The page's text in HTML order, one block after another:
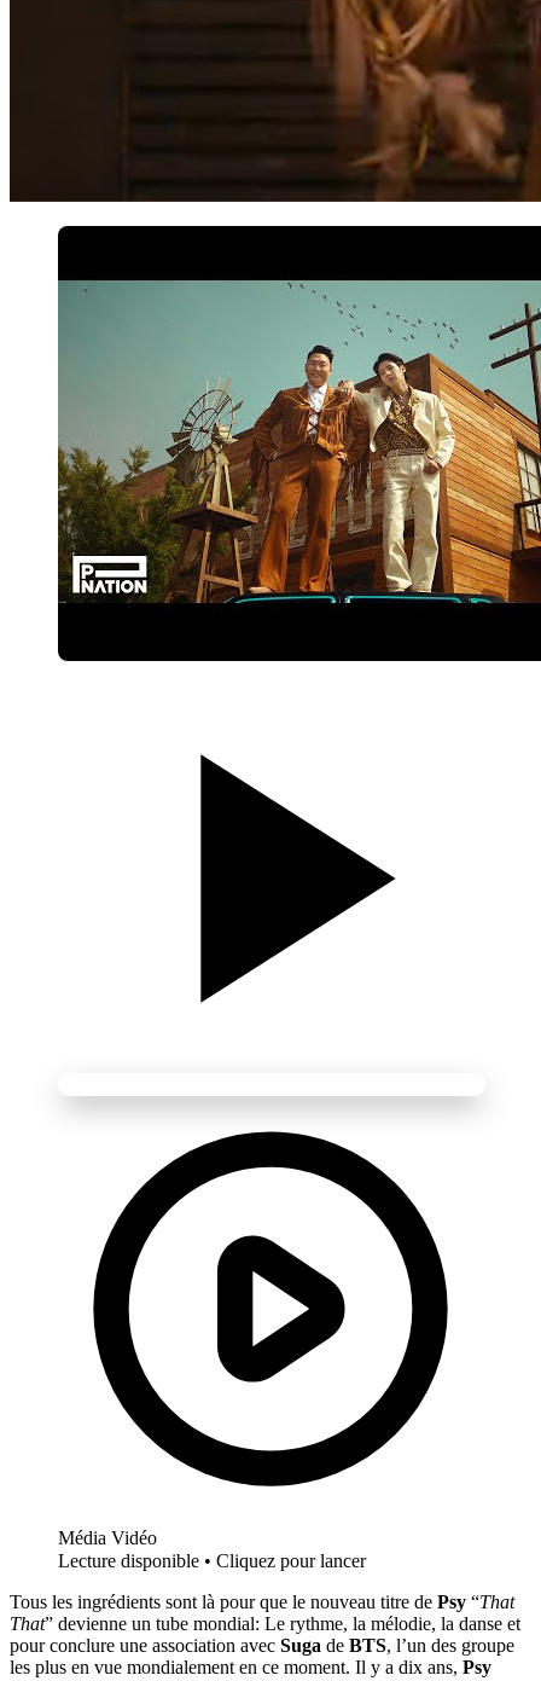
Média Vidéo
Lecture disponible • Cliquez pour lancer
Tous les ingrédients sont là pour que le nouveau titre de Psy “That
That” devienne un tube mondial: Le rythme, la mélodie, la danse et
pour conclure une association avec Suga de BTS, l’un des groupe
les plus en vue mondialement en ce moment. Il y a dix ans, Psy